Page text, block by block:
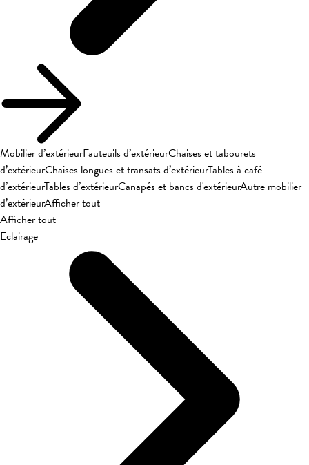
Mobilier d’extérieurFauteuils d’extérieurChaises et tabourets
d’extérieurChaises longues et transats d’extérieurTables à café
d’extérieurTables d’extérieurCanapés et bancs d'extérieurAutre mobilier
d’extérieurAfficher tout
Afficher tout
Eclairage